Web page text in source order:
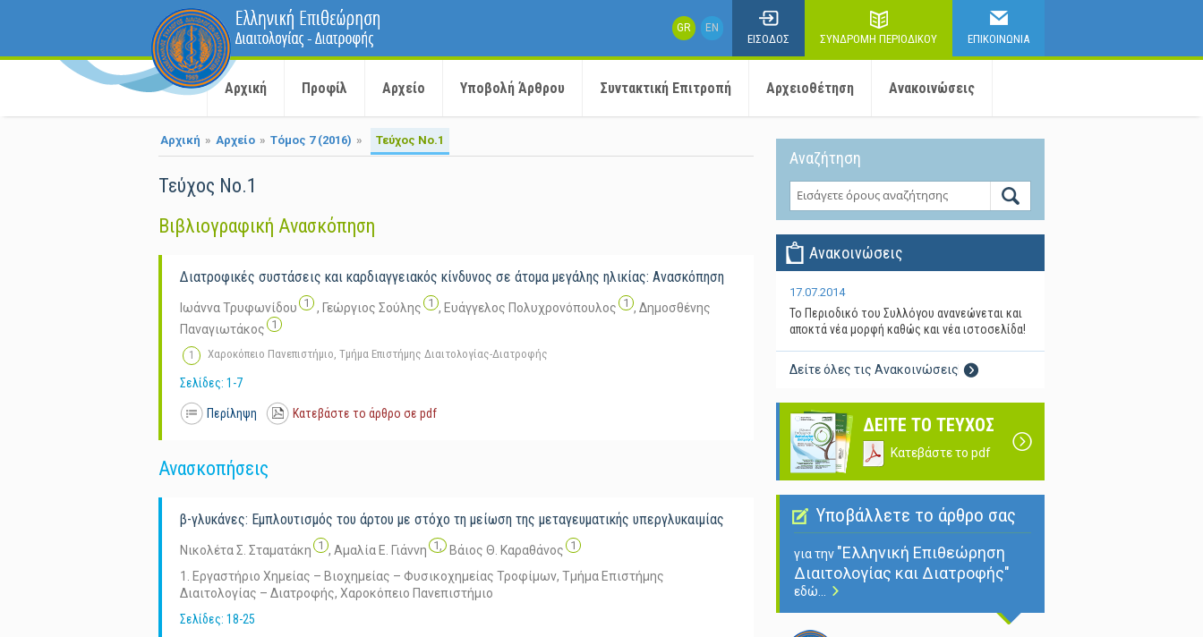
ΕΙΣΟΔΟΣ ΣΥΝΔΡΟΜΗ ΠΕΡΙΟΔΙΚΟΥ ΕΠΙΚΟΙΝΩΝΙΑ
GR EN
Αρχική Προφίλ Αρχείο Υποβολή Άρθρου Συντακτική Επιτροπή Αρχειοθέτηση Ανακοινώσεις
Αρχική » Αρχείο » Τόμος 7 (2016) » Τεύχος No.1
Τεύχος No.1
Βιβλιογραφική Aνασκόπηση
Διατροφικές συστάσεις και καρδιαγγειακός κίνδυνος σε άτομα μεγάλης ηλικίας: Ανασκόπηση
Ιωάννα Τρυφωνίδου 1 , Γεώργιος Σούλης 1 , Ευάγγελος Πολυχρονόπουλος 1 , Δημοσθένης
Παναγιωτάκος 1
Χαροκόπειο Πανεπιστήμιο, Τμήμα Επιστήμης Διαιτολογίας-Διατροφής
Σελίδες: 1-7
Περίληψη Κατεβάστε το άρθρο σε pdf
Ανασκοπήσεις
β-γλυκάνες: Eμπλουτισμός του άρτου με στόχο τη μείωση της μεταγευματικής υπεργλυκαιμίας
Νικολέτα Σ. Σταματάκη 1 , Αμαλία Ε. Γιάννη 1, Βάιος Θ. Καραθάνος 1
1. Εργαστήριο Χημείας – Βιοχημείας – Φυσικοχημείας Τροφίμων, Τμήμα Επιστήμης
Διαιτολογίας – Διατροφής, Χαροκόπειο Πανεπιστήμιο
Σελίδες: 18-25
Αναζήτηση
Ανακοινώσεις
17.07.2014
Το Περιοδικό του Συλλόγου ανανεώνεται και
αποκτά νέα μορφή καθώς και νέα ιστοσελίδα!
Δείτε όλες τις Ανακοινώσεις
ΔΕΙΤΕ ΤΟ ΤΕΥΧΟΣ
Κατεβάστε το pdf
Υποβάλλετε το άρθρο σας
για την "Ελληνική Επιθεώρηση
Διαιτολογίας και Διατροφής"
εδώ...